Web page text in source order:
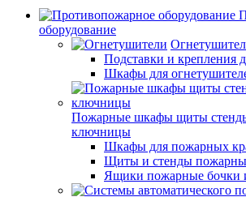
оборудование
Подставки и крепления
Шкафы для
Пожарные шкафы щиты
ключницы
Шкафы для пожарных
Щиты и стенды
Ящики пожарные бочки